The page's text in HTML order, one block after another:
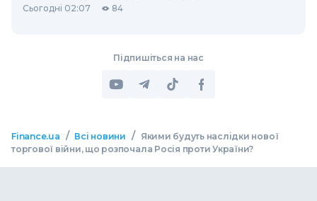
Сьогодні 02:07 84
Підпишіться на нас
Finance.ua / Всі новини /
Якими будуть наслідки нової
торгової війни, що розпочала Росія проти України?